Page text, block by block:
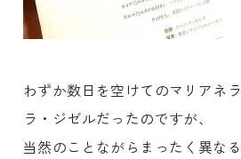
わずか数日を空けてのマリアネ
ラ・ジゼルだったのですが、
当然のことながらまったく異な